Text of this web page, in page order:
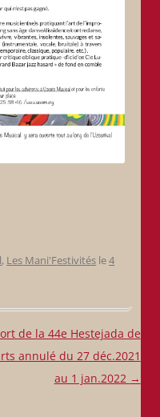
, Les Mani'Festivités le4
de la 44e Hestejada de
annulé du 27 déc.2021
au 1 jan.2022 →